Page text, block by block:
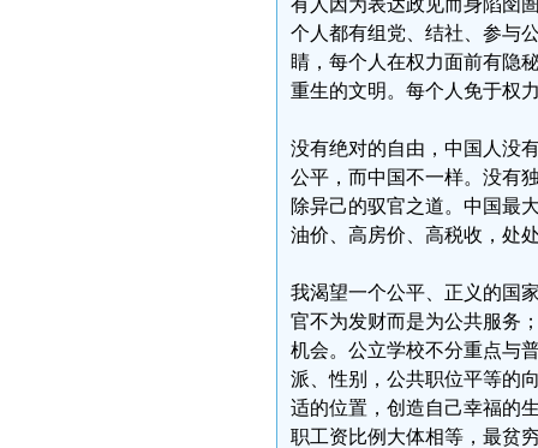
有人因为表达政见而身陷囹
个人都有组党、结社、参与
睛，每个人在权力面前有隐
重生的文明。每个人免于权
没有绝对的自由，中国人没
公平，而中国不一样。没有
除异己的驭官之道。中国最
油价、高房价、高税收，处
我渴望一个公平、正义的国
官不为发财而是为公共服务
机会。公立学校不分重点与
派、性别，公共职位平等的
适的位置，创造自己幸福的
职工资比例大体相等，最贫